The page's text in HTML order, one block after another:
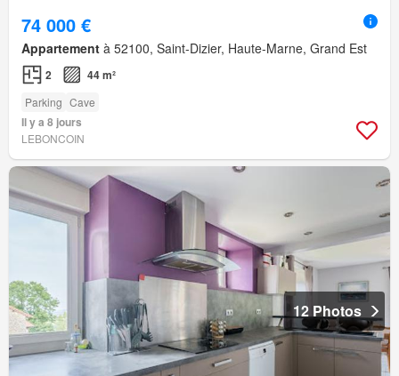
74 000 €
Appartement à 52100, Saint-Dizier, Haute-Marne, Grand Est
2 44 m²
Parking Cave
Il y a 8 jours
LEBONCOIN
12 Photos